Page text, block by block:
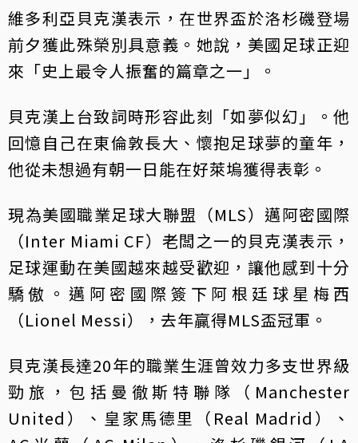
維多利亞貝克漢表示，在世界盃於洛杉磯登場
前夕獲此殊榮別具意義。她說，美國足球正迎
來「史上最令人振奮的篇章之一」。
貝克漢上台致詞時形容此刻「如夢似幻」。他
回憶自己在東倫敦長大、懷抱足球夢的童年，
他從未想過有朝一日能在好萊塢獲得表彰。
現為美國職業足球大聯盟（MLS）邁阿密國際
（Inter Miami CF）老闆之一的貝克漢表示，
足球運動在美國越來越受歡迎，讓他感到十分
驕傲。邁阿密國際簽下阿根廷球星梅西
（Lionel Messi），去年贏得MLS盃冠軍。
貝克漢長達20年的職業生涯曾效力多支世界級
勁旅，包括曼徹斯特聯隊（Manchester
United）、皇家馬德里（Real Madrid）、